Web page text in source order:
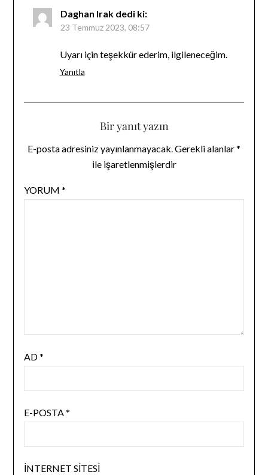
Daghan Irak dedi ki:
23 Temmuz 2023, 08:57
Uyarı için teşekkür ederim, ilgileneceğim.
Yanıtla
Bir yanıt yazın
E-posta adresiniz yayınlanmayacak.Gerekli alanlar*
ile işaretlenmişlerdir
YORUM *
AD*
E-POSTA*
İNTERNET SITESI